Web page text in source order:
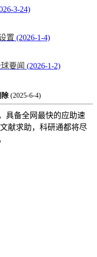
3-24)
置 (2026-1-4)
要闻 (2026-1-2)
除 (2025-6-4)
具备全网最快的应助速
献求助，科研通都将尽